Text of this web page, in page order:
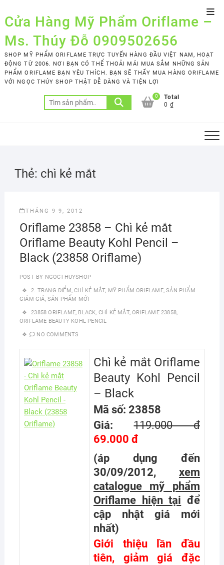
to
content
Cửa Hàng Mỹ Phẩm Oriflame –
Ms. Thúy Đỗ 0909502656
SHOP MỸ PHẨM ORIFLAME TRỰC TUYẾN HÀNG ĐẦU VIỆT NAM, HOẠT
ĐỘNG TỪ 2006. NƠI BẠN CÓ THỂ THOẢI MÁI MUA SẮM NHỮNG SẢN
PHẨM ORIFLAME BẠN YÊU THÍCH. BẠN SẼ THẤY MUA HÀNG ORIFLAME
VỚI NGỌC THÚY SHOP THẬT DỄ DÀNG VÀ TIỆN LỢI
Tìm
kiếm:
0
Total
0 ₫
Thẻ: chì kẻ mắt
THÁNG 9 9, 2012
Oriflame 23858 – Chì kẻ mắt
Oriflame Beauty Kohl Pencil –
Black (23858 Oriflame)
POST BY NGOCTHUYSHOP
2. TRANG ĐIỂM,CHÌ KẺ MẮT, MỸ PHẨM ORIFLAME,SẢN PHẨM
GIẢM GIÁ, SẢN PHẨM MỚI
23858 ORIFLAME, BLACK, CHÌ KẺ MẮT,ORIFLAME 23858,
ORIFLAME BEAUTY KOHL PENCIL
NO COMMENTS
Chì kẻ mắt Oriflame
Beauty Kohl Pencil
– Black
Mã số: 23858
Giá:119.000 đ
69.000 đ
(áp dụng đến
30/09/2012, xem
catalogue mỹ phẩm
Oriflame hiện tại để
cập nhật giá mới
nhất)
Giới thiệu lần đầu
tiên, giảm giá đặc